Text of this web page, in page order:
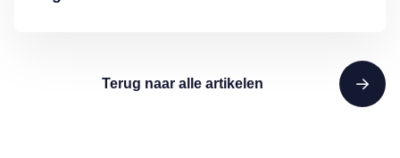
Terug naar alle artikelen